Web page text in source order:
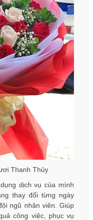
Thanh Thủy
dịch vụ của mình
thay đổi từng ngày
ngũ nhân viên. Giúp
công việc, phục vụ